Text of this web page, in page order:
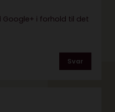
Google+ i forhold til det
Svar